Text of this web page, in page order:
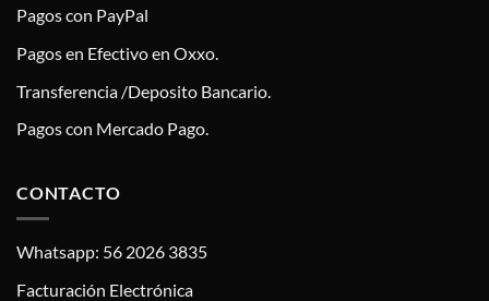
Pagos con PayPal
Pagos en Efectivo en Oxxo.
Transferencia /Deposito Bancario.
Pagos con Mercado Pago.
CONTACTO
Whatsapp: 56 2026 3835
Facturación Electrónica